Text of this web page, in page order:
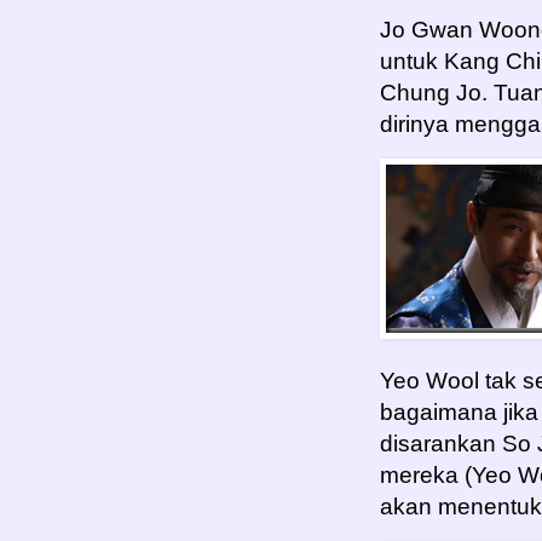
Jo Gwan
untuk Kang
Chung Jo.
dirinya
Yeo Wool tak
bagaimana
disarankan So
mereka (Yeo
akan